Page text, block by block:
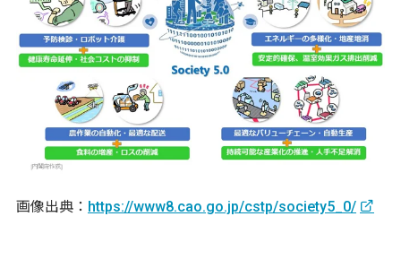
画像出典： https://www8.cao.go.jp/cstp/society5_0/